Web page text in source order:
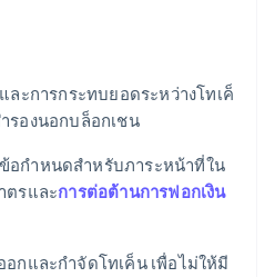
ละการกระทบยอดระหว่างโทเค็
รองนอกบล็อกเชน
กำหนดสำหรับภาระหน้าที่ใน
ตรและการต่อต้านการฟอกเงิน
กและกำจัดโทเค็น เพื่อไม่ให้มี